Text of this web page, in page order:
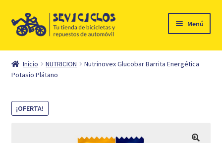
Ir
Ir
al
Menú
Inicio
Ciclismo
Automóvil
Inicio NUTRICION
Nutrinovex Glucobar Barrita Energética
Potasio Plátano
¡OFERTA!